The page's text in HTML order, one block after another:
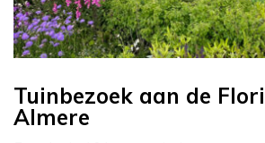
Tuinbezoek aan de
Almere